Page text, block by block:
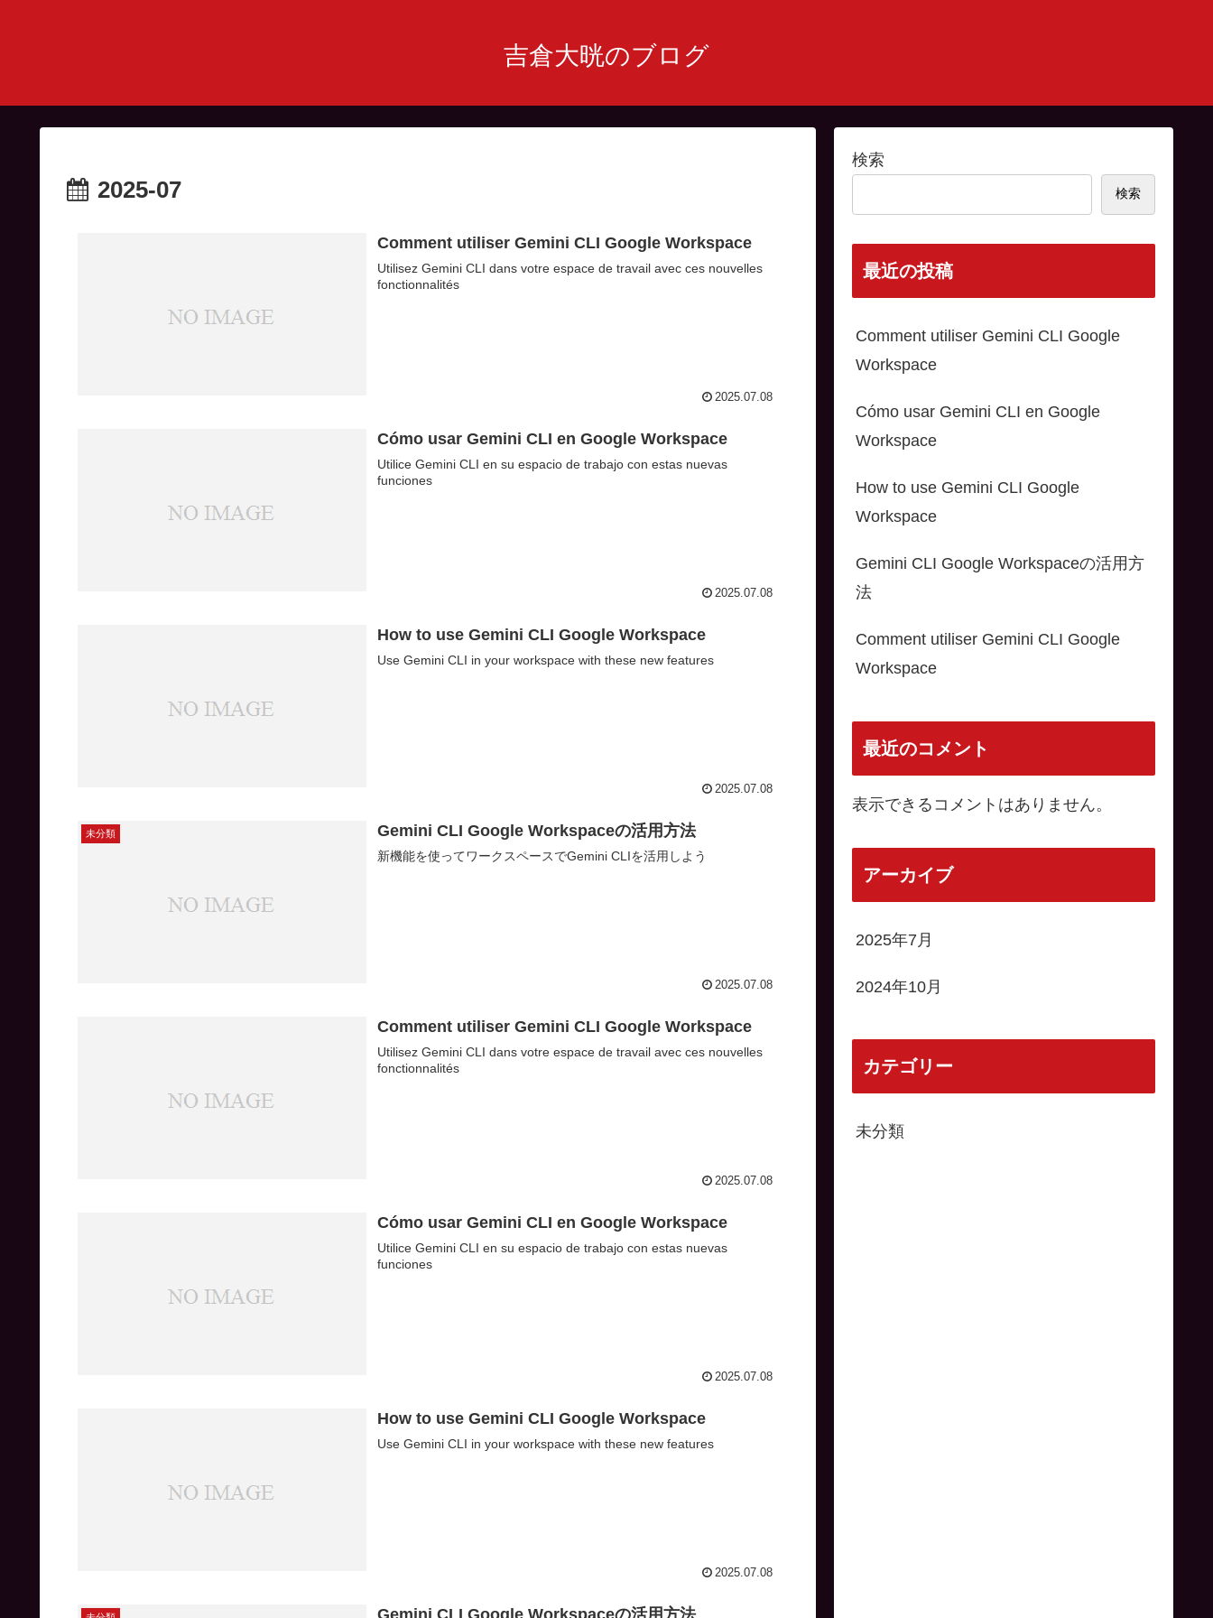
吉倉大晄のブログ
2025-07
Comment utiliser Gemini CLI Google Workspace
Utilisez Gemini CLI dans votre espace de travail avec ces nouvelles
fonctionnalités
2025.07.08
Cómo usar Gemini CLI en Google Workspace
Utilice Gemini CLI en su espacio de trabajo con estas nuevas
funciones
2025.07.08
How to use Gemini CLI Google Workspace
Use Gemini CLI in your workspace with these new features
2025.07.08
未分類 Gemini CLI Google Workspaceの活用方法
新機能を使ってワークスペースでGemini CLIを活用しよう
2025.07.08
Comment utiliser Gemini CLI Google Workspace
Utilisez Gemini CLI dans votre espace de travail avec ces nouvelles
fonctionnalités
2025.07.08
Cómo usar Gemini CLI en Google Workspace
Utilice Gemini CLI en su espacio de trabajo con estas nuevas
funciones
2025.07.08
How to use Gemini CLI Google Workspace
Use Gemini CLI in your workspace with these new features
2025.07.08
Gemini CLI Google Workspaceの活用方法
検索
検索
最近の投稿
Comment utiliser Gemini CLI Google
Workspace
Cómo usar Gemini CLI en Google
Workspace
How to use Gemini CLI Google
Workspace
Gemini CLI Google Workspaceの活用方
法
Comment utiliser Gemini CLI Google
Workspace
最近のコメント
表示できるコメントはありません。
アーカイブ
2025年7月
2024年10月
カテゴリー
未分類